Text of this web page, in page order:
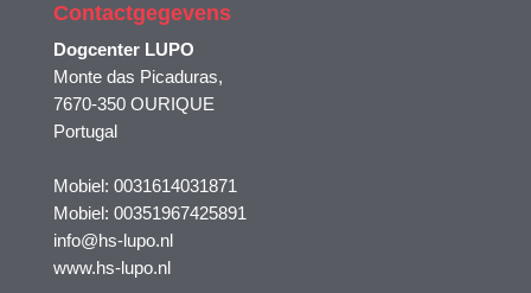
Contactgegevens
Dogcenter LUPO
Monte das Picaduras,
7670-350 OURIQUE
Portugal
Mobiel: 0031614031871
Mobiel: 00351967425891
info@hs-lupo.nl
www.hs-lupo.nl